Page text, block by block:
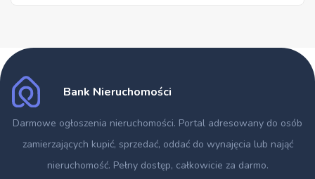
Bank Nieruchomości
Darmowe ogłoszenia nieruchomości. Portal adresowany do osób
zamierzających kupić, sprzedać, oddać do wynajęcia lub nająć
nieruchomość. Pełny dostęp, całkowicie za darmo.